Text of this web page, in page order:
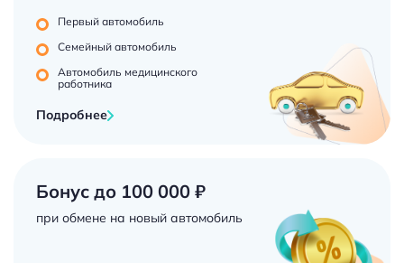
Первый автомобиль
Семейный автомобиль
Автомобиль медицинского
работника
Подробнее
Бонус до 100 000 ₽
при обмене на новый автомобиль